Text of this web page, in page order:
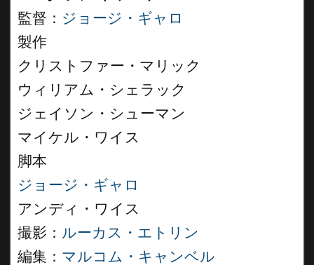
監督： ジョージ・ギャロ
製作
クリストファー・マリック
ウィリアム・シェラック
ジェイソン・シューマン
マイケル・ワイス
脚本
ジョージ・ギャロ
アンディ・ワイス
撮影： ルーカス・エトリン
編集： マルコム・キャンベル